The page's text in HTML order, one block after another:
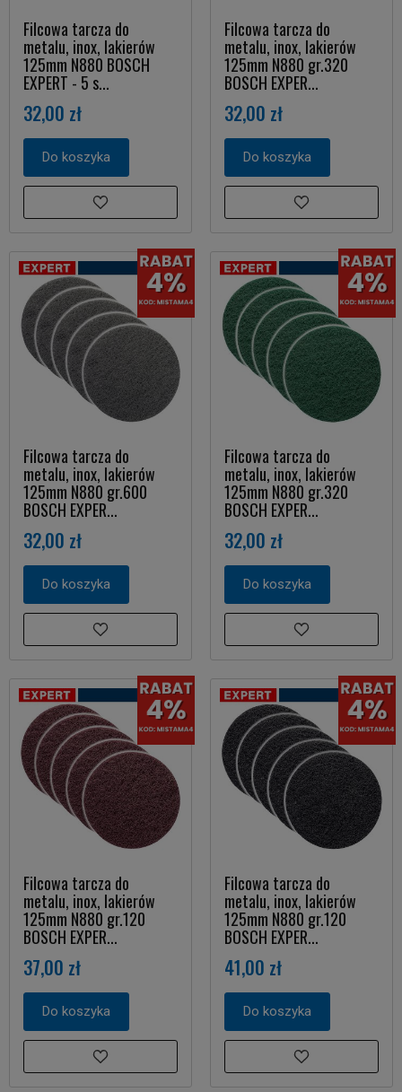
Filcowa tarcza do
metalu, inox, lakierów
125mm N880 BOSCH
EXPERT - 5 s...
32,00 zł
Do koszyka
Filcowa tarcza do
metalu, inox, lakierów
125mm N880 gr.320
BOSCH EXPER...
32,00 zł
Do koszyka
Filcowa tarcza do
metalu, inox, lakierów
125mm N880 gr.600
BOSCH EXPER...
32,00 zł
Do koszyka
Filcowa tarcza do
metalu, inox, lakierów
125mm N880 gr.320
BOSCH EXPER...
32,00 zł
Do koszyka
Filcowa tarcza do
metalu, inox, lakierów
125mm N880 gr.120
BOSCH EXPER...
37,00 zł
Do koszyka
Filcowa tarcza do
metalu, inox, lakierów
125mm N880 gr.120
BOSCH EXPER...
41,00 zł
Do koszyka